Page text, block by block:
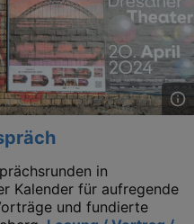
in
Kalender für aufregende
und fundierte